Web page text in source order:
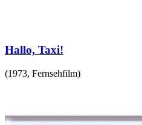
Hallo, Taxi!
(1973, Fernsehfilm)